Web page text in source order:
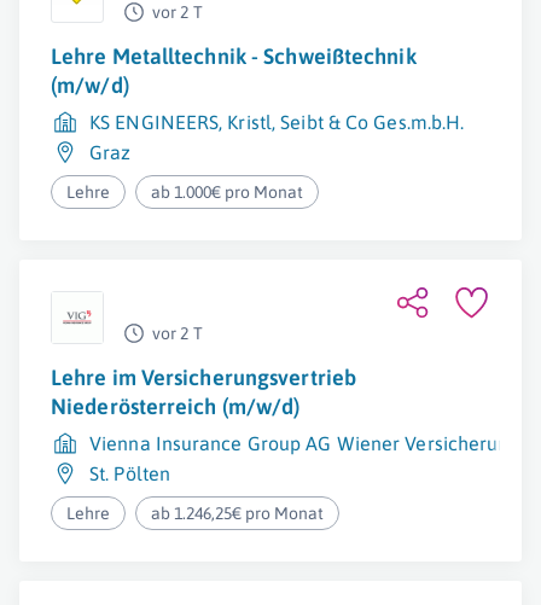
vor 2 T
Lehre Metalltechnik - Schweißtechnik
(m/w/d)
KS ENGINEERS, Kristl, Seibt & Co Ges.m.b.H.
Graz
Lehre ab 1.000€ pro Monat
vor 2 T
Lehre im Versicherungsvertrieb
Niederösterreich (m/w/d)
Vienna Insurance Group AG Wiener Versicherung
St. Pölten
Lehre ab 1.246,25€ pro Monat